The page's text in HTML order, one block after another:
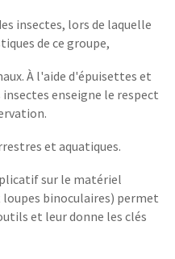
insectes, lors de laquelle
de ce groupe,
À l'aide d'épuisettes et
enseigne le respect
et aquatiques.
sur le matériel
binoculaires) permet
et leur donne les clés